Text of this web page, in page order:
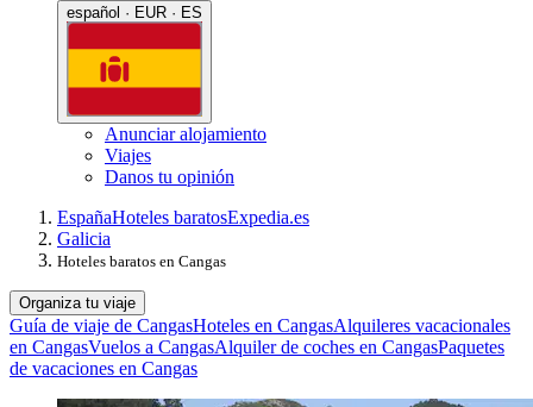
español · EUR · ES
Anunciar alojamiento
Viajes
Danos tu opinión
EspañaHoteles baratosExpedia.es
Galicia
Hoteles baratos en Cangas
Organiza tu viaje
Guía de viaje de CangasHoteles en CangasAlquileres vacacionales
en CangasVuelos a CangasAlquiler de coches en CangasPaquetes
de vacaciones en Cangas